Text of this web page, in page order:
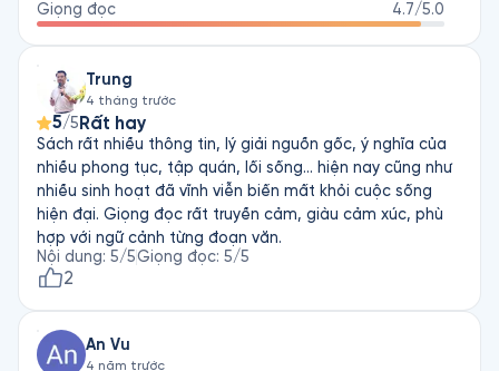
quá nhanh, quá nhiều qua mấy chục năm qua, hơn bao giờ
hết, tác phẩm của Nhất Thanh Vũ Văn Khiếu càng cho thấy
đất lề, quê thói vẫn ăn sâu vào tiềm thức người Việt, sâu hơn
nhiều những gì ta tưởng.
Giọng đọc
4.7/5.0
Trung
4 tháng trước
5/5 Rất hay
Sách rất nhiều thông tin, lý giải nguồn gốc, ý nghĩa của
nhiều phong tục, tập quán, lối sống... hiện nay cũng như
nhiều sinh hoạt đã vĩnh viễn biến mất khỏi cuộc sống
hiện đại. Giọng đọc rất truyền cảm, giàu cảm xúc, phù
hợp với ngữ cảnh từng đoạn văn.
Nội dung: 5/5Giọng đọc: 5/5
2
An Vu
4 năm trước